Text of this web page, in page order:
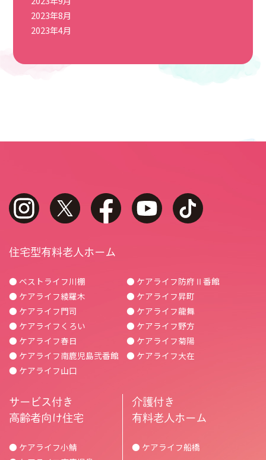
2023年8月
2023年4月
instagram twitter facebook youtube
住宅型有料老人ホーム
● ベストライフ川棚
● ケアライフ綾羅木
● ケアライフ門司
● ケアライフくろい
● ケアライフ春日
● ケアライフ南鹿児島弐番館
● ケアライフ山口
● ケアライフ防府Ⅱ番館
● ケアライフ昇町
● ケアライフ龍舞
● ケアライフ野方
● ケアライフ菊陽
● ケアライフ大在
サービス付き
高齢者向け住宅
● ケアライフ小鯖
介護付き
有料老人ホーム
● ケアライフ船橋